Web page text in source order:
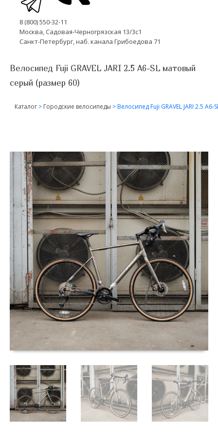
8 (800) 550-32-11
Москва, Садовая-Черногрязская 13/3с1
Санкт-Петербург, наб. канала Грибоедова 71
Велосипед Fuji GRAVEL JARI 2.5 A6-SL матовый
серый (размер 60)
Каталог > Городские велосипеды >Велосипед Fuji GRAVEL JARI 2.5